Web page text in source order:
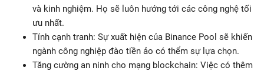
và kinh nghiệm. Họ sẽ luôn hướng tới các công nghệ tối
ưu nhất.
Tính cạnh tranh: Sự xuất hiện của Binance Pool sẽ khiến
ngành công nghiệp đào tiền ảo có thểm sự lựa chọn.
Tăng cường an ninh cho mạng blockchain: Việc có thêm